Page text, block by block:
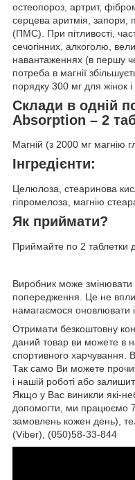
остеопороз, артрит,
серцева аритмія, запори,
(ПМС). При пітливості,
сечогінних, алкоголю,
навантаженнях (в першу
потреба в магнії
порядку 300 мг для жінок і
Склади в одній
Absorption – 2
Магній (з 2000 мг магнію
Інгредієнти:
Целюлоза, стеаринова
гіпромелоза, магнію
Як приймати?
Приймайте по 2 таблетки
Виробник може змінювати
попередження. Це не
намагаємося оновлювати
Отримати безкоштовну
даний товар ви можете в
спортивного харчування.
Так само Ви можете
і нашій роботі або
Якщо у Вас виникли які-
допомогти, ми працюємо 7
замовлень кожен день),
(Viber), (050)58-33-844